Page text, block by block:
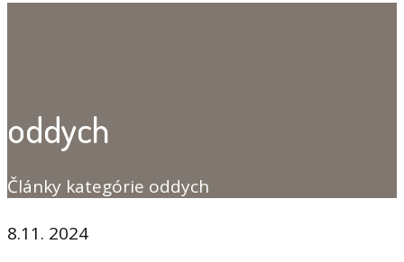
oddych
Články kategórie oddych
8.11. 2024